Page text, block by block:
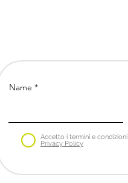
Name
Accetto i termini e condizioni
Privacy Policy